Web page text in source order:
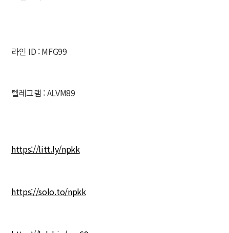
라인 ID : MFG99
텔레그램 : ALVM89
https://litt.ly/npkk
https://solo.to/npkk